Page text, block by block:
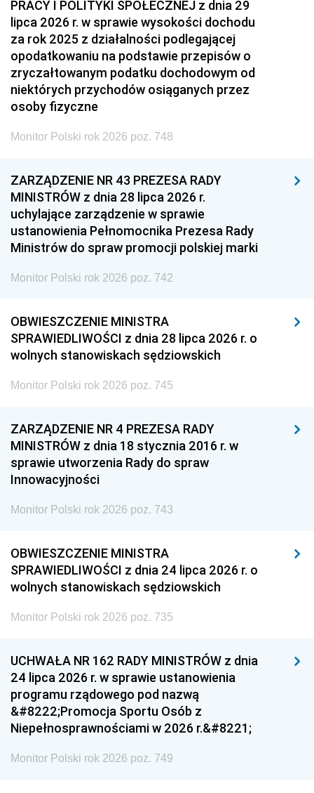
PRACY I POLITYKI SPOŁECZNEJ z dnia 29
lipca 2026 r. w sprawie wysokości dochodu
za rok 2025 z działalności podlegającej
opodatkowaniu na podstawie przepisów o
zryczałtowanym podatku dochodowym od
niektórych przychodów osiąganych przez
osoby fizyczne
Monitor Polski rok 2026 poz. 748
ZARZĄDZENIE NR 43 PREZESA RADY
MINISTRÓW z dnia 28 lipca 2026 r.
uchylające zarządzenie w sprawie
ustanowienia Pełnomocnika Prezesa Rady
Ministrów do spraw promocji polskiej marki
Monitor Polski rok 2026 poz. 742
OBWIESZCZENIE MINISTRA
SPRAWIEDLIWOŚCI z dnia 28 lipca 2026 r. o
wolnych stanowiskach sędziowskich
Monitor Polski rok 2026 poz. 745
ZARZĄDZENIE NR 4 PREZESA RADY
MINISTRÓW z dnia 18 stycznia 2016 r. w
sprawie utworzenia Rady do spraw
Innowacyjności
Monitor Polski rok 2026 poz. 743
OBWIESZCZENIE MINISTRA
SPRAWIEDLIWOŚCI z dnia 24 lipca 2026 r. o
wolnych stanowiskach sędziowskich
Monitor Polski rok 2026 poz. 735
UCHWAŁA NR 162 RADY MINISTRÓW z dnia
24 lipca 2026 r. w sprawie ustanowienia
programu rządowego pod nazwą
&#8222;Promocja Sportu Osób z
Niepełnosprawnościami w 2026 r.&#8221;
Monitor Polski rok 2026 poz. 749